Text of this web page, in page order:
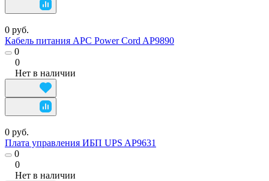
0 руб.
Кабель питания APC Power Cord AP9890
0
0
Нет в наличии
0 руб.
Плата управления ИБП UPS AP9631
0
0
Нет в наличии